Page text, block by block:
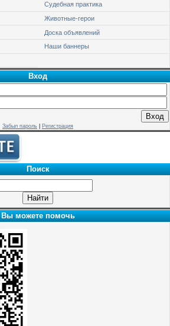
Судебная практика
Животные-герои
Доска объявлений
Наши баннеры
Вход
Забыл пароль Регистрация
Поиск
Вы можете помочь